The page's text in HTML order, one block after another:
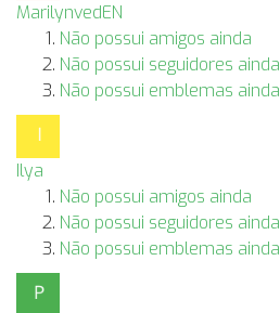
MarilynvedEN
Não possui amigos ainda
Não possui seguidores ainda
Não possui emblemas ainda
Ilya
Não possui amigos ainda
Não possui seguidores ainda
Não possui emblemas ainda